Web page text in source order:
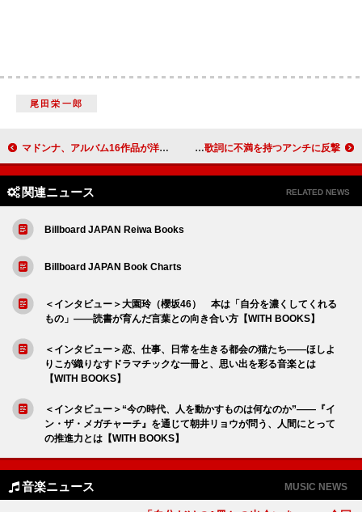
尾田栄一郎
マドンナ、アルバム16作品が洋楽名盤シリーズ第13弾として5/27発売 サブリナ・カーペンター、「Manchild」の歌詞に不満を持つアンチに反撃
関連ニュース RELATED NEWS
Billboard JAPAN Reiwa Books
Billboard JAPAN Book Charts
＜インタビュー＞大園玲（櫻坂46） 本は「自分を濃くしてくれる
もの」――読書が育んだ言葉との向き合い方【WITH BOOKS】
＜インタビュー＞恋、仕事、日常を生きる都会の猫たち――ほしよ
りこが織りなすドラマチックな一冊と、思い出を彩る音楽とは
【WITH BOOKS】
＜インタビュー＞“今の時代、人を動かすものは何なのか”――『イ
ン・ザ・メガチャーチ』を通じて朝井リョウが問う、人間にとって
の推進力とは【WITH BOOKS】
音楽ニュース MUSIC NEWS